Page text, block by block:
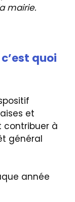
mairie.
quoi
et
contribuer à
général
année